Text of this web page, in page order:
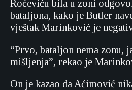
Roćeviću bila u zoni
bataljona, kako je Butler
vještak Marinković je
“Prvo, bataljon nema zonu,
mišljenja”, rekao je
On je kazao da Aćimović